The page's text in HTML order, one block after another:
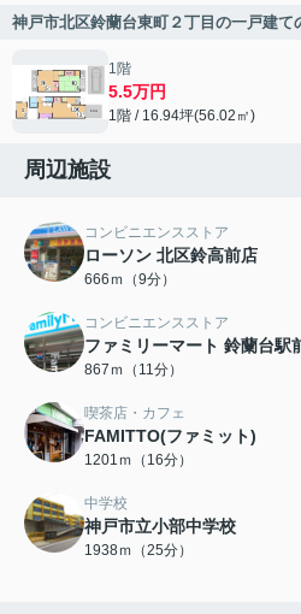
神戸市北区鈴蘭台東町２丁目の一戸建て
1階
5.5万円
1階 / 16.94坪(56.02㎡)
周辺施設
コンビニエンスストア
ローソン 北区鈴高前店
666ｍ（9分）
コンビニエンスストア
ファミリーマート 鈴蘭台駅
867ｍ（11分）
喫茶店・カフェ
FAMITTO(ファミット)
1201ｍ（16分）
中学校
神戸市立小部中学校
1938ｍ（25分）